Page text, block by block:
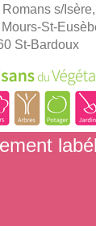
s/
St-
St-Bardoux